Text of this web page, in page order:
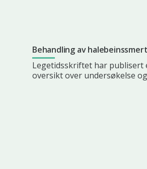
Behandling av
Legetidsskriftet har publisert
oversikt over undersøkelse